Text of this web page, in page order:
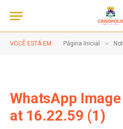
VOCÊ ESTÁ EM: Página Inicial »
WhatsApp
at 16.22.59 (1)